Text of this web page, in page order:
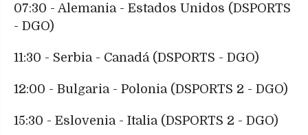
07:30 - Alemania - Estados Unidos (DSPORTS
- DGO)
11:30 - Serbia - Canadá (DSPORTS - DGO)
12:00 - Bulgaria - Polonia (DSPORTS 2 - DGO)
15:30 - Eslovenia - Italia (DSPORTS 2 - DGO)